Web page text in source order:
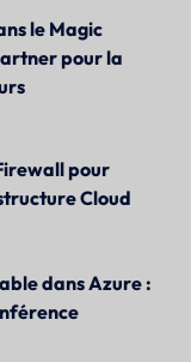
le Magic
pour la
pour
Cloud
dans Azure :